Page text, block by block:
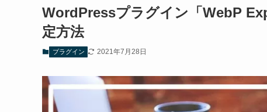
WordPressプラグイン「WebP
定方法
プラグイン 2021年7月28日